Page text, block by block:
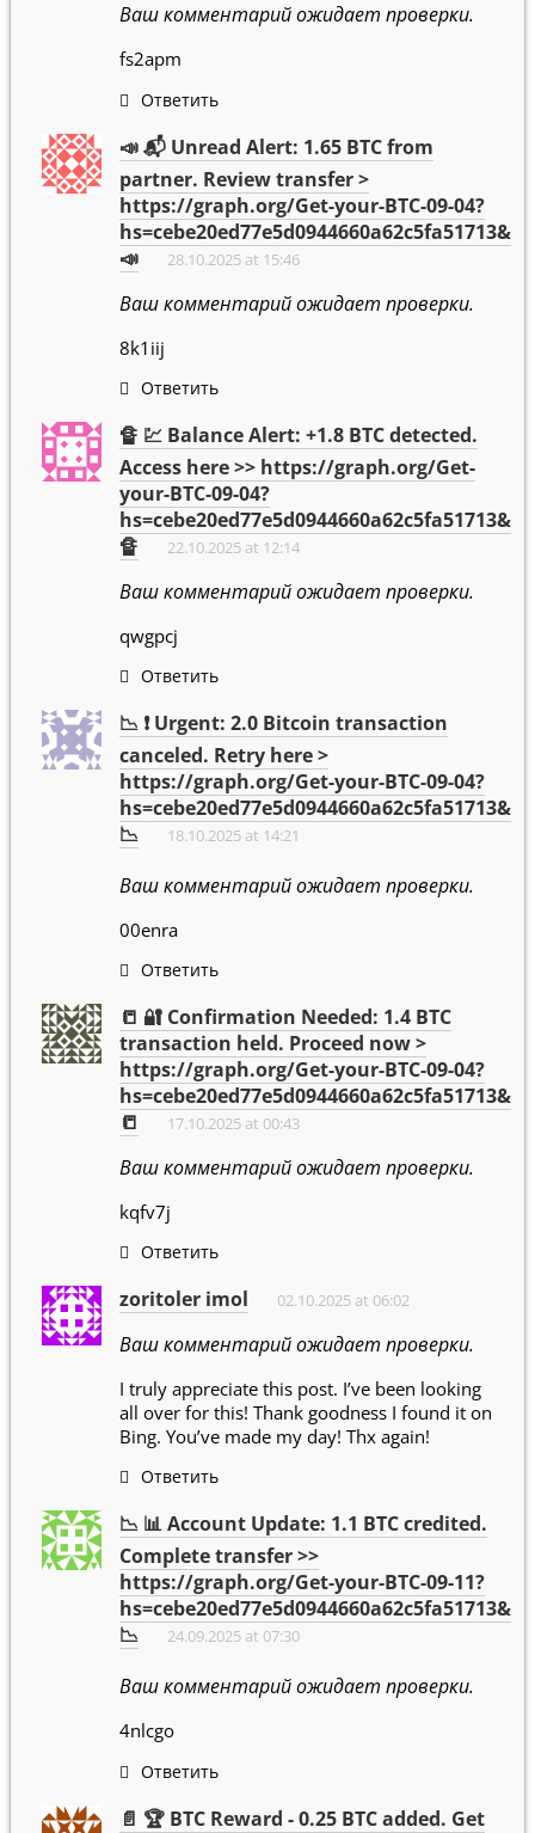
Ваш комментарий ожидает проверки.
fs2apm
Ответить
📣 📬 Unread Alert: 1.65 BTC from
partner. Review transfer >
https://graph.org/Get-your-BTC-09-04?
hs=cebe20ed77e5d0944660a62c5fa51713&
📣
28.10.2025 at 15:46
Ваш комментарий ожидает проверки.
8k1iij
Ответить
🔏 💹 Balance Alert: +1.8 BTC detected.
Access here >> https://graph.org/Get-
your-BTC-09-04?
hs=cebe20ed77e5d0944660a62c5fa51713&
🔏
22.10.2025 at 12:14
Ваш комментарий ожидает проверки.
qwgpcj
Ответить
📉 ❗ Urgent: 2.0 Bitcoin transaction
canceled. Retry here >
https://graph.org/Get-your-BTC-09-04?
hs=cebe20ed77e5d0944660a62c5fa51713&
📉
18.10.2025 at 14:21
Ваш комментарий ожидает проверки.
00enra
Ответить
📒 🔐 Confirmation Needed: 1.4 BTC
transaction held. Proceed now >
https://graph.org/Get-your-BTC-09-04?
hs=cebe20ed77e5d0944660a62c5fa51713&
📒
17.10.2025 at 00:43
Ваш комментарий ожидает проверки.
kqfv7j
Ответить
zoritoler imol 02.10.2025 at 06:02
Ваш комментарий ожидает проверки.
I truly appreciate this post. I’ve been looking
all over for this! Thank goodness I found it on
Bing. You’ve made my day! Thx again!
Ответить
📉 📊 Account Update: 1.1 BTC credited.
Complete transfer >>
https://graph.org/Get-your-BTC-09-11?
hs=cebe20ed77e5d0944660a62c5fa51713&
📉
24.09.2025 at 07:30
Ваш комментарий ожидает проверки.
4nlcgo
Ответить
📄 🏆 BTC Reward - 0.25 BTC added. Get